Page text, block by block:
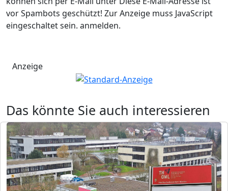
vor Spambots geschützt! Zur Anzeige muss JavaScript
eingeschaltet sein. anmelden.
Anzeige
Das könnte Sie auch interessieren